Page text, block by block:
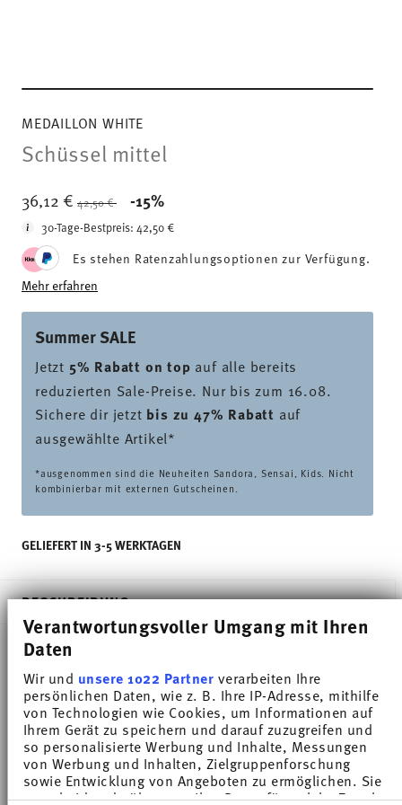
Verantwortungsvoller Umgang mit Ihren
Daten
Wir und unsere 1022 Partnerverarbeiten Ihre
persönlichen Daten, wie z. B. Ihre IP-Adresse, mithilfe
von Technologien wie Cookies, um Informationen auf
Ihrem Gerät zu speichern und darauf zuzugreifen und
so personalisierte Werbung und Inhalte, Messungen
von Werbung und Inhalten, Zielgruppenforschung
sowie Entwicklung von Angeboten zu ermöglichen. Sie
entscheiden darüber, wer Ihre Daten für welche Zwecke
MEDAILLON WHITE
Schüssel mittel
36,12 € Price reduced from
42,50 € -15%
30-Tage-Bestpreis:42,50 €
Es stehen Ratenzahlungsoptionen zur Verfügung.
Mehr erfahren
Summer SALE
Jetzt 5% Rabatt on top auf alle bereits
reduzierten Sale-Preise. Nur bis zum 16.08.
Sichere dir jetzt bis zu 47% Rabatt auf
ausgewählte Artikel*
*ausgenommen sind die Neuheiten Sandora, Sensai, Kids. Nicht
kombinierbar mit externen Gutscheinen.
GELIEFERT IN 3-5 WERKTAGEN
BESCHREIBUNG
Thomas Medaillon Weiss Schüssel - Rund - Ø 19,4
cm - h 8,2 cm - 1,900 l, Porzellan Weiss
Unverwechselbar. Das geradlinige, elegante Design
und die markanten Deckelknäufe zeichnen die